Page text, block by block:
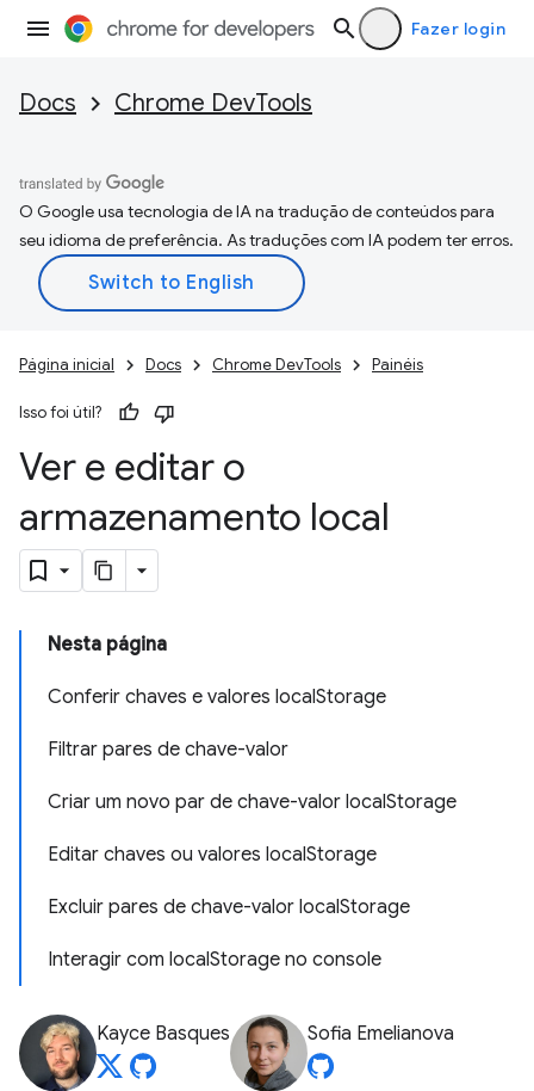
Fazer login
Docs Chrome DevTools
O Google usa tecnologia de IA na tradução de conteúdos para
seu idioma de preferência. As traduções com IA podem ter erros.
Página inicial Docs Chrome DevTools Painéis
Isso foi útil?
Ver e editar o
armazenamento local
Nesta página
Conferir chaves e valores localStorage
Filtrar pares de chave-valor
Criar um novo par de chave-valor localStorage
Editar chaves ou valores localStorage
Excluir pares de chave-valor localStorage
Interagir com localStorage no console
Kayce Basques Sofia Emelianova